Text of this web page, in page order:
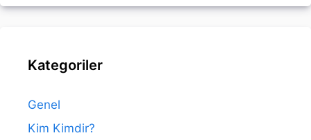
Kategoriler
Genel
Kim Kimdir?